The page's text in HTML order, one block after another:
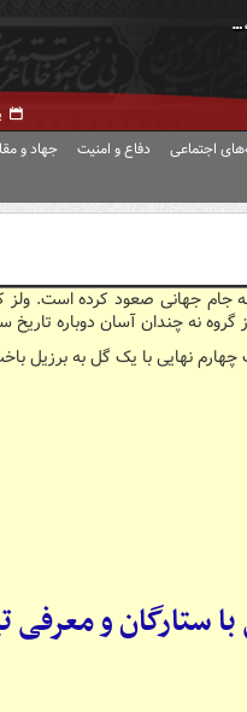
اجتماعی دفاع و امنیت جهاد و
نه چندان آسان دوباره تاریخ
ستارگان و معرفی